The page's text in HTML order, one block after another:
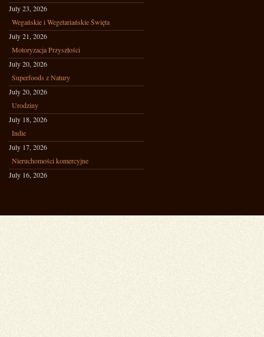
July 23, 2026
Wegańskie i Wegetariańskie Święta
July 21, 2026
Motoryzacja Przyszłości
July 20, 2026
Superfoods z Natury
July 20, 2026
Urodziny
July 18, 2026
Indie
July 17, 2026
Nieruchomości komercyjne
July 16, 2026